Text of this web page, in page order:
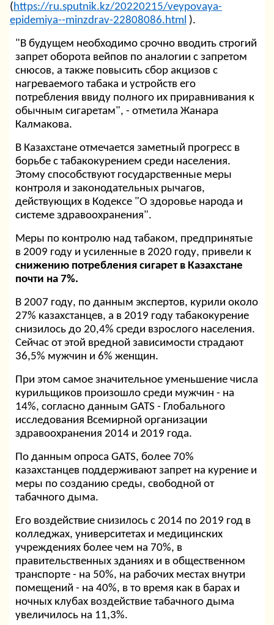
(https://ru.sputnik.kz/20220215/veypovaya-
epidemiya--minzdrav-22808086.html ).
"В будущем необходимо срочно вводить строгий
запрет оборота вейпов по аналогии с запретом
снюсов, а также повысить сбор акцизов с
нагреваемого табака и устройств его
потребления ввиду полного их приравнивания к
обычным сигаретам", - отметила Жанара
Калмакова.
В Казахстане отмечается заметный прогресс в
борьбе с табакокурением среди населения.
Этому способствуют государственные меры
контроля и законодательных рычагов,
действующих в Кодексе "О здоровье народа и
системе здравоохранения".
Меры по контролю над табаком, предпринятые
в 2009 году и усиленные в 2020 году, привели к
снижению потребления сигарет в Казахстане
почти на 7%.
В 2007 году, по данным экспертов, курили около
27% казахстанцев, а в 2019 году табакокурение
снизилось до 20,4% среди взрослого населения.
Сейчас от этой вредной зависимости страдают
36,5% мужчин и 6% женщин.
При этом самое значительное уменьшение числа
курильщиков произошло среди мужчин - на
14%, согласно данным GATS - Глобального
исследования Всемирной организации
здравоохранения 2014 и 2019 года.
По данным опроса GATS, более 70%
казахстанцев поддерживают запрет на курение и
меры по созданию среды, свободной от
табачного дыма.
Его воздействие снизилось с 2014 по 2019 год в
колледжах, университетах и медицинских
учреждениях более чем на 70%, в
правительственных зданиях и в общественном
транспорте - на 50%, на рабочих местах внутри
помещений - на 40%, в то время как в барах и
ночных клубах воздействие табачного дыма
увеличилось на 11,3%.